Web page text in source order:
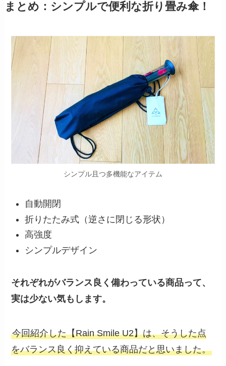
まとめ：シンプルで便利な折り畳み傘！
シンプル且つ多機能なアイテム
自動開閉
折りたたみ式（逆さに閉じる形状）
高強度
シンプルデザイン
それぞれがバランス良く備わっている商品って、
実は少ない気もします。
今回紹介した【Rain Smile U2】は、そうした点
をバランス良く抑えている商品だと思いました。